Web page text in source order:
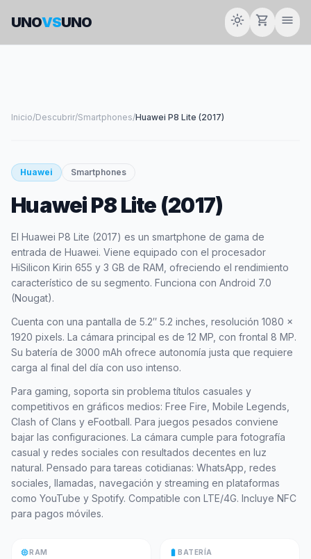
UNOVSUNO light_mode shopping_cart menu
Inicio/Descubrir/Smartphones/Huawei P8 Lite (2017)
smartphone
HUAWEI
Huawei Smartphones
Huawei P8 Lite (2017)
El Huawei P8 Lite (2017) es un smartphone de gama de
entrada de Huawei. Viene equipado con el procesador
HiSilicon Kirin 655 y 3 GB de RAM, ofreciendo el rendimiento
característico de su segmento. Funciona con Android 7.0
(Nougat).
Cuenta con una pantalla de 5.2″ 5.2 inches, resolución 1080 x
1920 pixels. La cámara principal es de 12 MP, con frontal 8 MP.
Su batería de 3000 mAh ofrece autonomía justa que requiere
carga al final del día con uso intenso.
Para gaming, soporta sin problema títulos casuales y
competitivos en gráficos medios: Free Fire, Mobile Legends,
Clash of Clans y eFootball. Para juegos pesados conviene
bajar las configuraciones. La cámara cumple para fotografía
casual y redes sociales con resultados decentes en luz
natural. Pensado para tareas cotidianas: WhatsApp, redes
sociales, llamadas, navegación y streaming en plataformas
como YouTube y Spotify. Compatible con LTE/4G. Incluye NFC
para pagos móviles.
memoryRAM battery_full BATERÍA